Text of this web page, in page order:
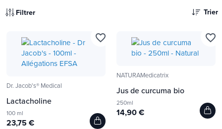
Filtrer Trier
Dr. Jacob's® Medical
Lactacholine
100 ml
23,75 €
favorite_border
NATURAMedicatrix
Jus de curcuma bio
250ml
14,90 €
favorite_border